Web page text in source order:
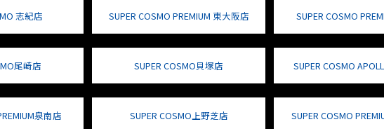
志紀店 SUPER COSMO PREMIUM 東大阪店 SUPER COSMO
尾崎店 SUPER COSMO貝塚店 SUPER COSMO
泉南店 SUPER COSMO上野芝店 SUPER COSMO